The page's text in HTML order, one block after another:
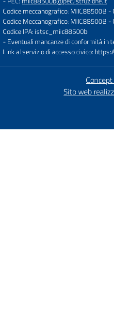
Codice meccanografico: MIIC88500B -
Codice Meccanografico: MIIC88500B -
Codice IPA: istsc_miic88500b
- Eventuali mancanze di conformità in
Link al servizio di accesso civico:
Sito web